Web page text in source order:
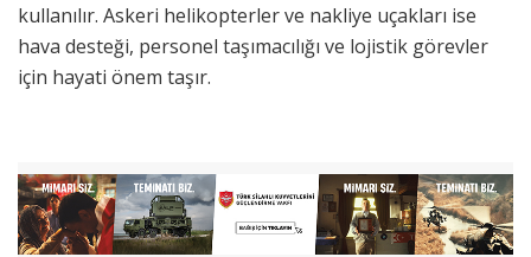
kullanılır. Askeri helikopterler ve nakliye uçakları ise
hava desteği, personel taşımacılığı ve lojistik görevler
için hayati önem taşır.